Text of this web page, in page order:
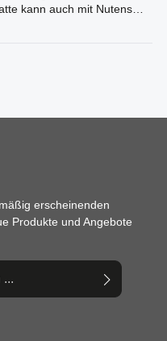
kann auch mit Nutens…
erscheinenden
Produkte und Angebote